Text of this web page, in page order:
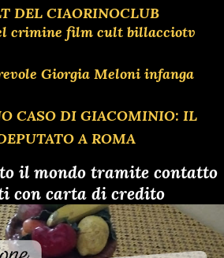
DEL CIAORINOCLUB
crimine film cult billacciotv
Giorgia Meloni infanga
CASO DI GIACOMINIO: IL
A ROMA
il mondo tramite contatto
con carta di credito